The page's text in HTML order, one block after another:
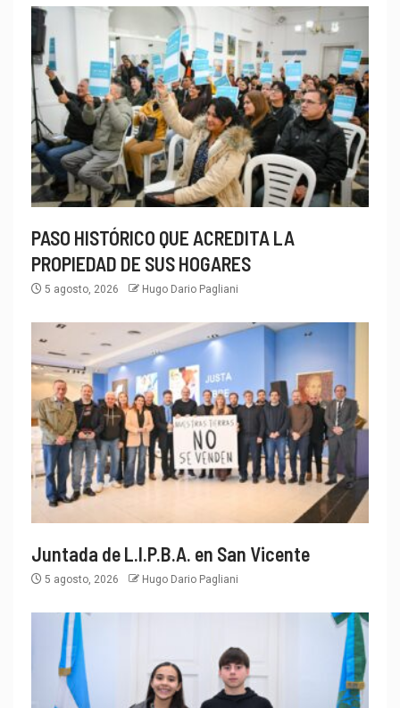
PASO HISTÓRICO QUE ACREDITA LA
PROPIEDAD DE SUS HOGARES
5 agosto, 2026 Hugo Dario Pagliani
Juntada de L.I.P.B.A. en San Vicente
5 agosto, 2026 Hugo Dario Pagliani